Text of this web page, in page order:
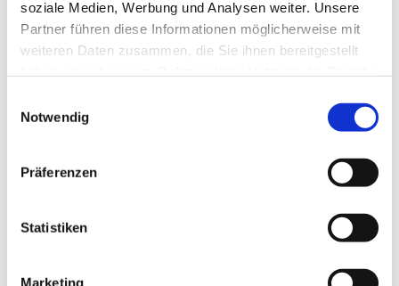
soziale Medien, Werbung und Analysen weiter. Unsere
Partner führen diese Informationen möglicherweise mit
weiteren Daten zusammen, die Sie ihnen bereitgestellt
Notwendig
Präferenzen
Statistiken
Marketing
Dies könnte Sie auch